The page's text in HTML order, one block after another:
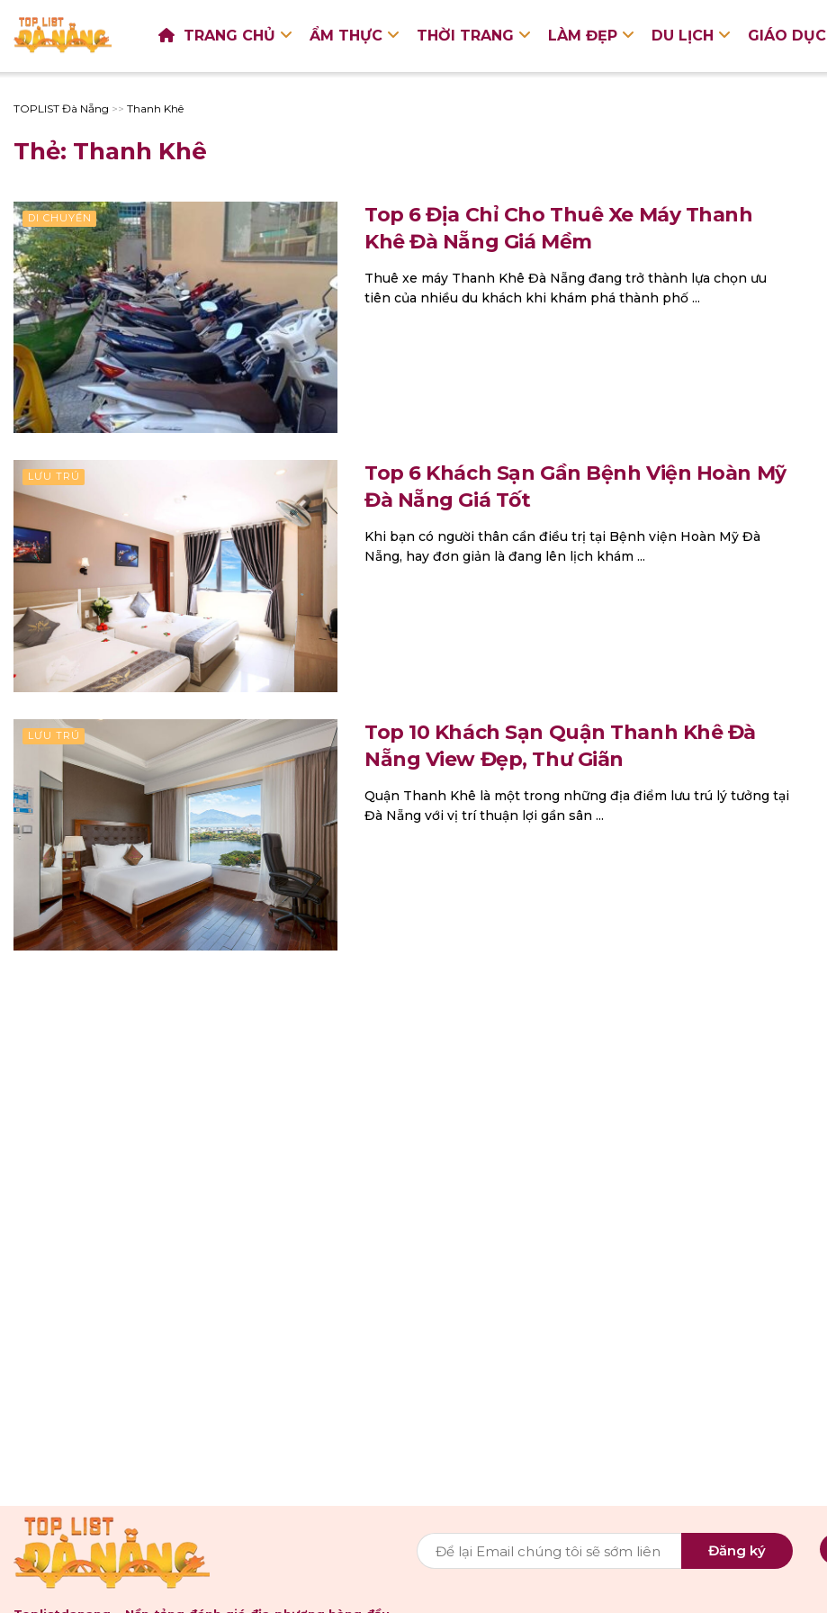
TRANG CHỦ ẨM THỰC THỜI TRANG LÀM ĐẸP DU LỊCH GIÁO DỤC
TOPLIST Đà Nẵng >> Thanh Khê
Thẻ: Thanh Khê
DI CHUYỂN
Top 6 Địa Chỉ Cho Thuê Xe Máy Thanh
Khê Đà Nẵng Giá Mềm
Thuê xe máy Thanh Khê Đà Nẵng đang trở thành lựa chọn ưu
tiên của nhiều du khách khi khám phá thành phố ...
LƯU TRÚ
Top 6 Khách Sạn Gần Bệnh Viện Hoàn Mỹ
Đà Nẵng Giá Tốt
Khi bạn có người thân cần điều trị tại Bệnh viện Hoàn Mỹ Đà
Nẵng, hay đơn giản là đang lên lịch khám ...
LƯU TRÚ
Top 10 Khách Sạn Quận Thanh Khê Đà
Nẵng View Đẹp, Thư Giãn
Quận Thanh Khê là một trong những địa điểm lưu trú lý tưởng tại
Đà Nẵng với vị trí thuận lợi gần sân ...
Đăng ký